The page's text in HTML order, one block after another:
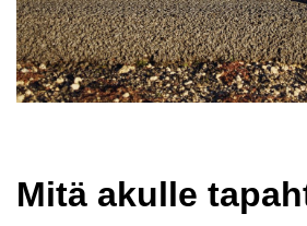
Mitä akulle